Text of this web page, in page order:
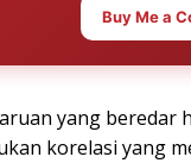
Buy Me a
yang beredar
korelasi yang